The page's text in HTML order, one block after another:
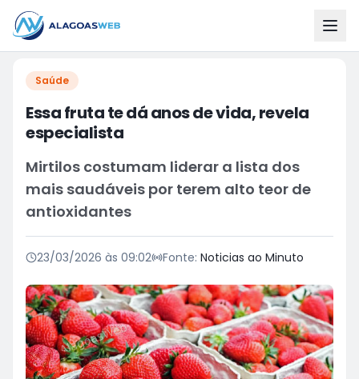
Saúde
Essa fruta te dá anos de vida, revela
especialista
Mirtilos costumam liderar a lista dos
mais saudáveis por terem alto teor de
antioxidantes
23/03/2026 às 09:02 Fonte: Noticias ao Minuto